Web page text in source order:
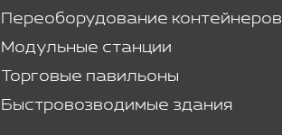
Переоборудование контейнеров
Модульные станции
Торговые павильоны
Быстровозводимые здания